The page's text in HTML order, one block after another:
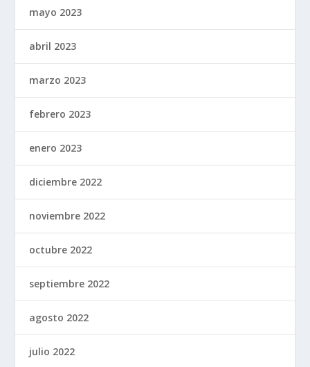
mayo 2023
abril 2023
marzo 2023
febrero 2023
enero 2023
diciembre 2022
noviembre 2022
octubre 2022
septiembre 2022
agosto 2022
julio 2022